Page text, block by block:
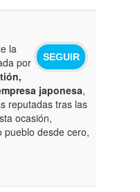
SEGUIR
la
por
japonesa,
reputadas tras las
ocasión,
pueblo desde cero,